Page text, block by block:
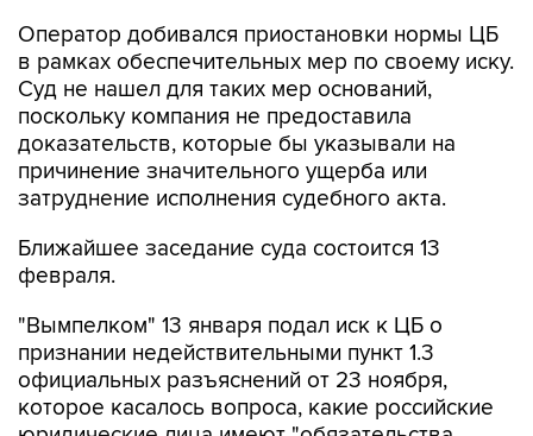
Оператор добивался приостановки нормы ЦБ
в рамках обеспечительных мер по своему иску.
Суд не нашел для таких мер оснований,
поскольку компания не предоставила
доказательств, которые бы указывали на
причинение значительного ущерба или
затруднение исполнения судебного акта.
Ближайшее заседание суда состоится 13
февраля.
"Вымпелком" 13 января подал иск к ЦБ о
признании недействительными пункт 1.3
официальных разъяснений от 23 ноября,
которое касалось вопроса, какие российские